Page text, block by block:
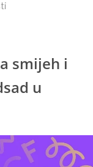
smijeh i
u